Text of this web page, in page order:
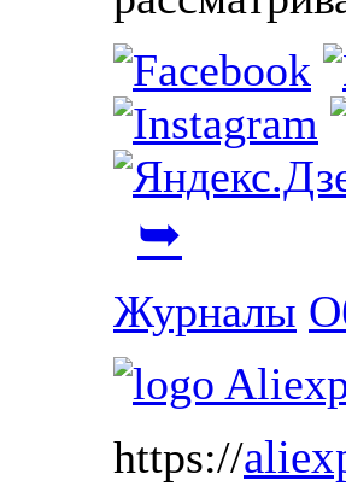
➥
Журналы
https://